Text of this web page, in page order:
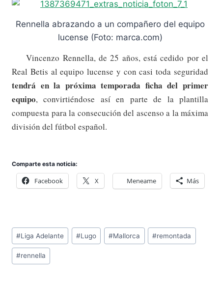
Rennella abrazando a un compañero del equipo
lucense (Foto: marca.com)
Vincenzo Rennella, de 25 años, está cedido por el
Real Betis al equipo lucense y con casi toda seguridad
tendrá en la próxima temporada ficha del primer
equipo, convirtiéndose así en parte de la plantilla
compuesta para la consecución del ascenso a la máxima
división del fútbol español.
Comparte esta noticia:
Facebook X Meneame Más
Etiquetas
de
la
#Liga Adelante #Lugo #Mallorca #remontada
#rennella